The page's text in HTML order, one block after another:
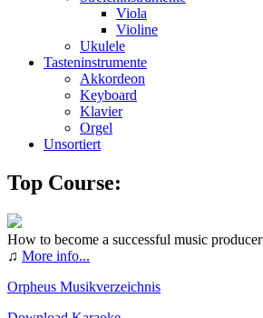
Viola
Violine
Ukulele
Tasteninstrumente
Akkordeon
Keyboard
Klavier
Orgel
Unsortiert
Top Course:
How to become a successful music producer
♫ More info...
Orpheus Musikverzeichnis